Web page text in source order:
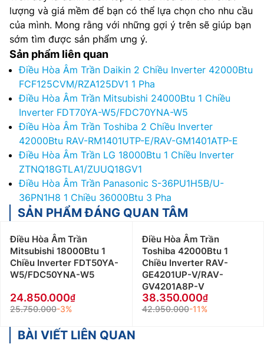
lượng và giá mềm để bạn có thể lựa chọn cho nhu cầu
của mình. Mong rằng với những gợi ý trên sẽ giúp bạn
sớm tìm được sản phẩm ưng ý.
Sản phẩm liên quan
Điều Hòa Âm Trần Daikin 2 Chiều Inverter 42000Btu
FCF125CVM/RZA125DV1 1 Pha
Điều Hòa Âm Trần Mitsubishi 24000Btu 1 Chiều
Inverter FDT70YA-W5/FDC70YNA-W5
Điều Hòa Âm Trần Toshiba 2 Chiều Inverter
42000Btu RAV-RM1401UTP-E/RAV-GM1401ATP-E
Điều Hòa Âm Trần LG 18000Btu 1 Chiều Inverter
ZTNQ18GTLA1/ZUUQ18GV1
Điều Hòa Âm Trần Panasonic S-36PU1H5B/U-
36PN1H8 1 Chiều 36000Btu 3 Pha
SẢN PHẨM ĐÁNG QUAN TÂM
Điều Hòa Âm Trần
Mitsubishi 18000Btu 1
Chiều Inverter FDT50YA-
W5/FDC50YNA-W5
24.850.000
25.750.000-3%
Điều Hòa Âm Trần
Toshiba 42000Btu 1
Chiều Inverter RAV-
GE4201UP-V/RAV-
GV4201A8P-V
38.350.000
42.950.000-11%
BÀI VIẾT LIÊN QUAN